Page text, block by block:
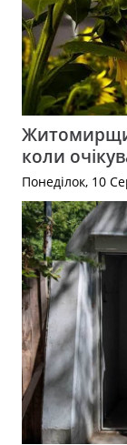
коли
Понеділок, 10